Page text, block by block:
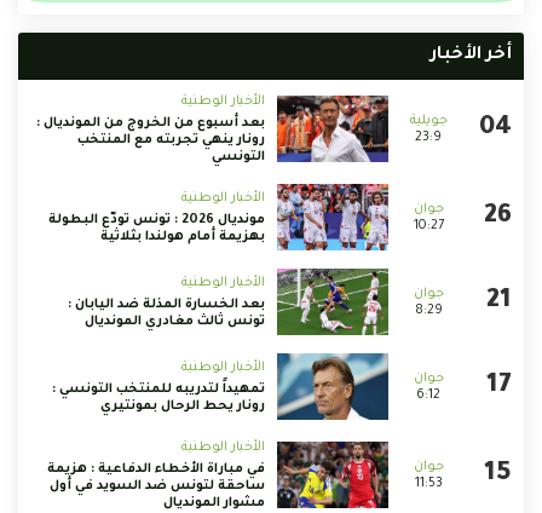
أخر الأخبار
23:9
الأخبار الوطنية
بعد أسبوع من الخروج من المونديال :
رونار ينهي تجربته مع المنتخب
التونسي
10:27
الأخبار الوطنية
مونديال 2026 : تونس تودّع البطولة
بهزيمة أمام هولندا بثلاثية
8:29
الأخبار الوطنية
بعد الخسارة المذلة ضد اليابان :
تونس ثالث مغادري المونديال
6:12
الأخبار الوطنية
تمهيداً لتدريبه للمنتخب التونسي :
رونار يحط الرحال بمونتيري
11:53
الأخبار الوطنية
في مباراة الأخطاء الدفاعية : هزيمة
ساحقة لتونس ضد السويد في أول
مشوار المونديال